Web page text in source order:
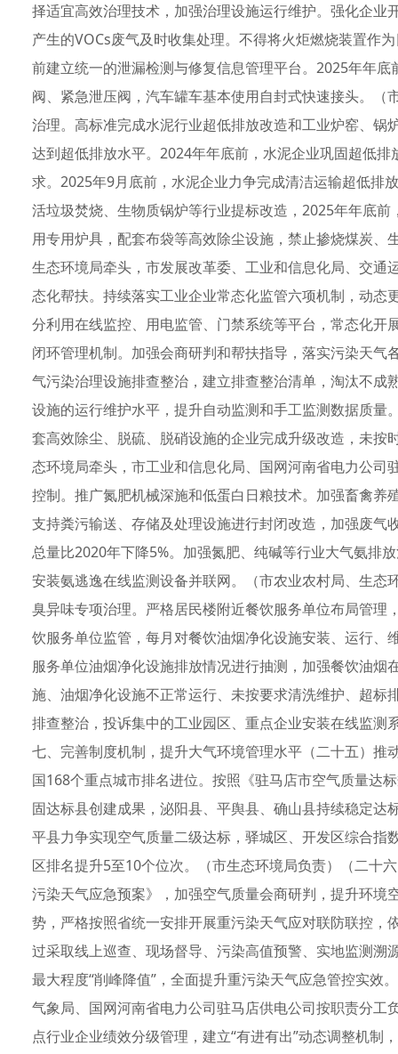
择适宜高效治理技术，加强治理设施运行维护。强化企
产生的VOCs废气及时收集处理。不得将火炬燃烧装置作
前建立统一的泄漏检测与修复信息管理平台。2025年年
阀、紧急泄压阀，汽车罐车基本使用自封式快速接头。
治理。高标准完成水泥行业超低排放改造和工业炉窑、
达到超低排放水平。2024年年底前，水泥企业巩固超低
求。2025年9月底前，水泥企业力争完成清洁运输超低排
活垃圾焚烧、生物质锅炉等行业提标改造，2025年年底
用专用炉具，配套布袋等高效除尘设施，禁止掺烧煤炭
生态环境局牵头，市发展改革委、工业和信息化局、交
态化帮扶。持续落实工业企业常态化监管六项机制，动
分利用在线监控、用电监管、门禁系统等平台，常态化
闭环管理机制。加强会商研判和帮扶指导，落实污染天
气污染治理设施排查整治，建立排查整治清单，淘汰不
设施的运行维护水平，提升自动监测和手工监测数据质
套高效除尘、脱硫、脱硝设施的企业完成升级改造，未
态环境局牵头，市工业和信息化局、国网河南省电力公
控制。推广氮肥机械深施和低蛋白日粮技术。加强畜禽
支持粪污输送、存储及处理设施进行封闭改造，加强废
总量比2020年下降5%。加强氮肥、纯碱等行业大气氨排
安装氨逃逸在线监测设备并联网。（市农业农村局、生
臭异味专项治理。严格居民楼附近餐饮服务单位布局管
饮服务单位监管，每月对餐饮油烟净化设施安装、运行
服务单位油烟净化设施排放情况进行抽测，加强餐饮油
施、油烟净化设施不正常运行、未按要求清洗维护、超
排查整治，投诉集中的工业园区、重点企业安装在线监
七、完善制度机制，提升大气环境管理水平（二十五）
国168个重点城市排名进位。按照《驻马店市空气质量达
固达标县创建成果，泌阳县、平舆县、确山县持续稳定
平县力争实现空气质量二级达标，驿城区、开发区综合
区排名提升5至10个位次。（市生态环境局负责）（二十
污染天气应急预案》，加强空气质量会商研判，提升环
势，严格按照省统一安排开展重污染天气应对联防联控
过采取线上巡查、现场督导、污染高值预警、实地监测
最大程度“削峰降值”，全面提升重污染天气应急管控实效
气象局、国网河南省电力公司驻马店供电公司按职责分
点行业企业绩效分级管理，建立“有进有出”动态调整机